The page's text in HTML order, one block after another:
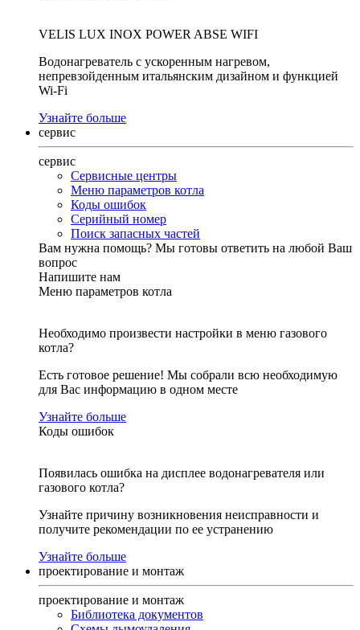
VELIS LUX INOX POWER ABSE WIFI
Водонагреватель с ускоренным нагревом,
непревзойденным итальянским дизайном и функцией
Wi-Fi
Узнайте больше
сервис
сервис
Сервисные центры
Меню параметров котла
Коды ошибок
Серийный номер
Поиск запасных частей
Вам нужна помощь? Мы готовы ответить на любой Ваш
вопрос
Напишите нам
Меню параметров котла
Необходимо произвести настройки в меню газового
котла?
Есть готовое решение! Мы собрали всю необходимую
для Вас информацию в одном месте
Узнайте больше
Коды ошибок
Появилась ошибка на дисплее водонагревателя или
газового котла?
Узнайте причину возникновения неисправности и
получите рекомендации по ее устранению
Узнайте больше
проектирование и монтаж
проектирование и монтаж
Библиотека документов